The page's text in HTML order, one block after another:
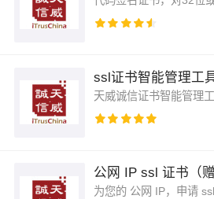
ssl证书智能管理工
公网 IP ssl 证书（